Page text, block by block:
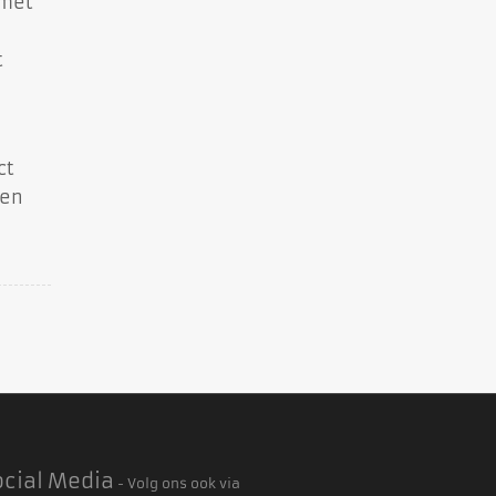
Media - Volg ons ook via